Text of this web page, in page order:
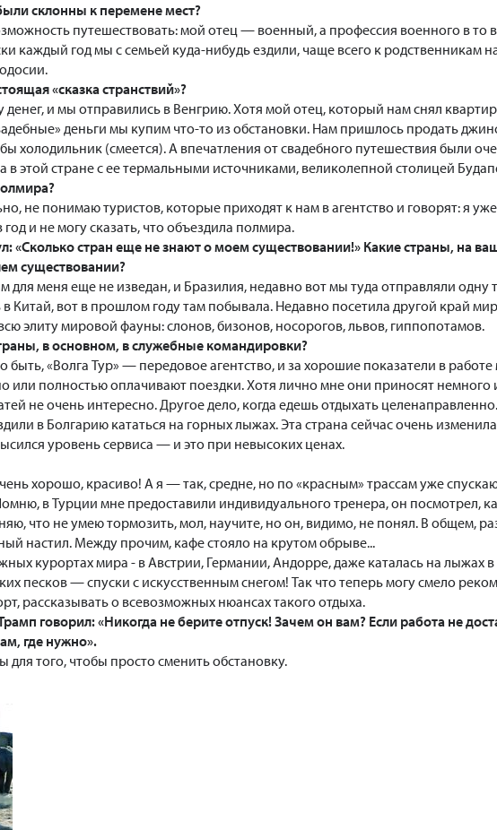
склонны к перемене мест?
путешествовать: мой отец — военный, а профессия военного в то
каждый год мы с семьей куда-нибудь ездили, чаще всего к родственникам
«сказка странствий»?
и мы отправились в Венгрию. Хотя мой отец, который нам снял
деньги мы купим что-то из обстановки. Нам пришлось продать
холодильник (смеется). А впечатления от свадебного путешествия были
в этой стране с ее термальными источниками, великолепной столицей
не понимаю туристов, которые приходят к нам в агентство и говорят: я
и не могу сказать, что объездила полмира.
стран еще не знают о моем существовании!» Какие страны, на
существовании?
для меня еще не изведан, и Бразилия, недавно вот мы туда отправляли одну
в Китай, вот в прошлом году там побывала. Недавно посетила другой край
элиту мировой фауны: слонов, бизонов, носорогов, львов, гиппопотамов.
в основном, в служебные командировки?
«Волга Тур» — передовое агентство, и за хорошие показатели в работе
или полностью оплачивают поездки. Хотя лично мне они приносят
не очень интересно. Другое дело, когда едешь отдыхать
в Болгарию кататься на горных лыжах. Эта страна сейчас очень
уровень сервиса — и это при невысоких ценах.
хорошо, красиво! А я — так, средне, но по «красным» трассам уже
в Турции мне предоставили индивидуального тренера, он посмотрел,
что не умею тормозить, мол, научите, но он, видимо, не понял. В общем,
настил. Между прочим, кафе стояло на крутом обрыве...
курортах мира - в Австрии, Германии, Андорре, даже каталась на лыжах
песков — спуски с искусственным снегом! Так что теперь могу смело
рассказывать о всевозможных нюансах такого отдыха.
говорил: «Никогда не берите отпуск! Зачем он вам? Если работа не
где нужно».
того, чтобы просто сменить обстановку.